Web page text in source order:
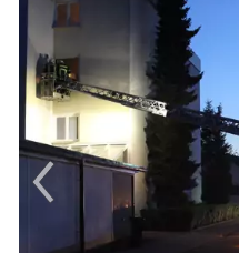
Jugend
Aktuelles
Links